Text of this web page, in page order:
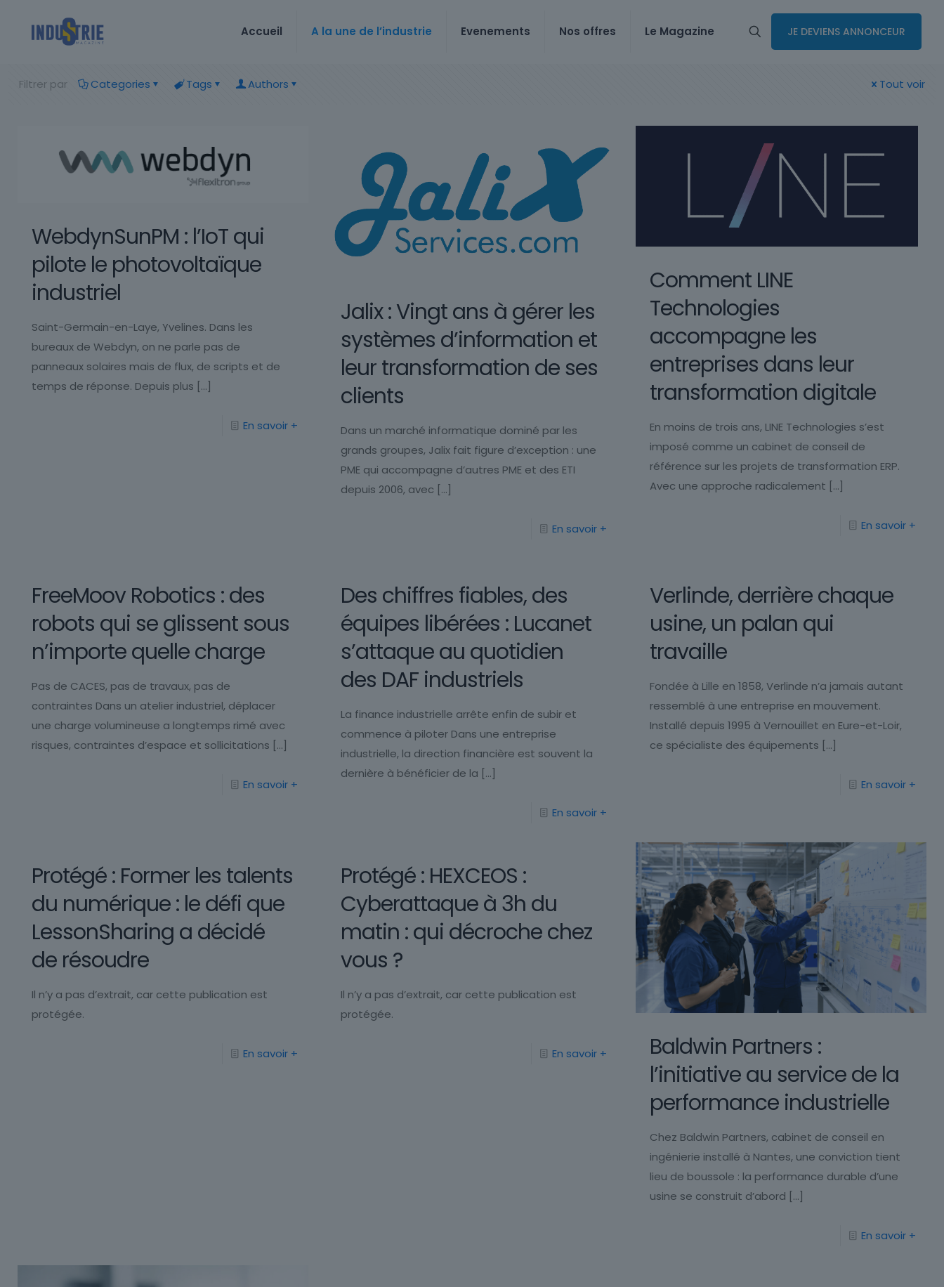
Accueil A la une de l’industrie Evenements Nos offres Le Magazine JE DEVIENS ANNONCEUR
Filtrer par Categories Tags Authors Tout voir
WebdynSunPM : l’IoT qui
pilote le photovoltaïque
industriel
Saint-Germain-en-Laye, Yvelines. Dans les
bureaux de Webdyn, on ne parle pas de
panneaux solaires mais de flux, de scripts et de
temps de réponse. Depuis plus […]
En savoir +
Jalix : Vingt ans à gérer les
systèmes d’information et
leur transformation de ses
clients
Dans un marché informatique dominé par les
grands groupes, Jalix fait figure d’exception : une
PME qui accompagne d’autres PME et des ETI
depuis 2006, avec […]
En savoir +
Comment LINE
Technologies
accompagne les
entreprises dans leur
transformation digitale
En moins de trois ans, LINE Technologies s’est
imposé comme un cabinet de conseil de
référence sur les projets de transformation ERP.
Avec une approche radicalement […]
En savoir +
FreeMoov Robotics : des
robots qui se glissent sous
n’importe quelle charge
Pas de CACES, pas de travaux, pas de
contraintes Dans un atelier industriel, déplacer
une charge volumineuse a longtemps rimé avec
risques, contraintes d’espace et sollicitations […]
En savoir +
Des chiffres fiables, des
équipes libérées : Lucanet
s’attaque au quotidien
des DAF industriels
La finance industrielle arrête enfin de subir et
commence à piloter Dans une entreprise
industrielle, la direction financière est souvent la
dernière à bénéficier de la […]
En savoir +
Verlinde, derrière chaque
usine, un palan qui
travaille
Fondée à Lille en 1858, Verlinde n’a jamais autant
ressemblé à une entreprise en mouvement.
Installé depuis 1995 à Vernouillet en Eure-et-Loir,
ce spécialiste des équipements […]
En savoir +
Protégé : Former les talents
du numérique : le défi que
LessonSharing a décidé
de résoudre
Il n’y a pas d’extrait, car cette publication est
protégée.
En savoir +
Protégé : HEXCEOS :
Cyberattaque à 3h du
matin : qui décroche chez
vous ?
Il n’y a pas d’extrait, car cette publication est
protégée.
En savoir +
Baldwin Partners :
l’initiative au service de la
performance industrielle
Chez Baldwin Partners, cabinet de conseil en
ingénierie installé à Nantes, une conviction tient
lieu de boussole : la performance durable d’une
usine se construit d’abord […]
En savoir +